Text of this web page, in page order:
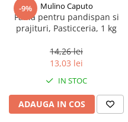
Uleiuri speciale/presate la rece
Ulei de masline extravirgin
Ulei Gewurzgarten
Ulei Huilerie Beaujolaise
Ulei Huileries du Berry
Uleiuri aromatizate
Ulei Wiberg Gastro
-9% Mulino Caputo
Faina pentru pandispan si
prajituri, Pasticceria, 1 kg
14,26 lei
13,03 lei
IN STOC
ADAUGA IN COS